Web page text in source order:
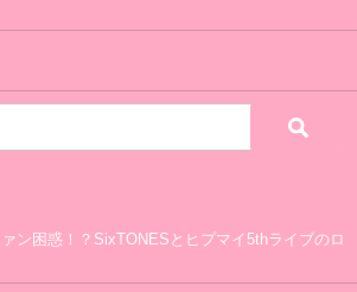
ン困惑！？SixTONESとヒプマイ5thライブのロ